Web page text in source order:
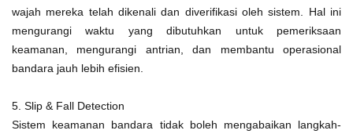
wajah mereka telah dikenali dan diverifikasi oleh sistem. Hal ini
mengurangi waktu yang dibutuhkan untuk pemeriksaan
keamanan, mengurangi antrian, dan membantu operasional
bandara jauh lebih efisien.
5. Slip & Fall Detection
Sistem keamanan bandara tidak boleh mengabaikan langkah-